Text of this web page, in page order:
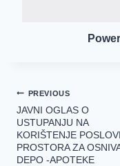
Navigacija
članaka
PREVIOUS
JAVNI OGLAS O
USTUPANJU NA
KORIŠTENJE
PROSTORA ZA
DEPO -APOTEKE